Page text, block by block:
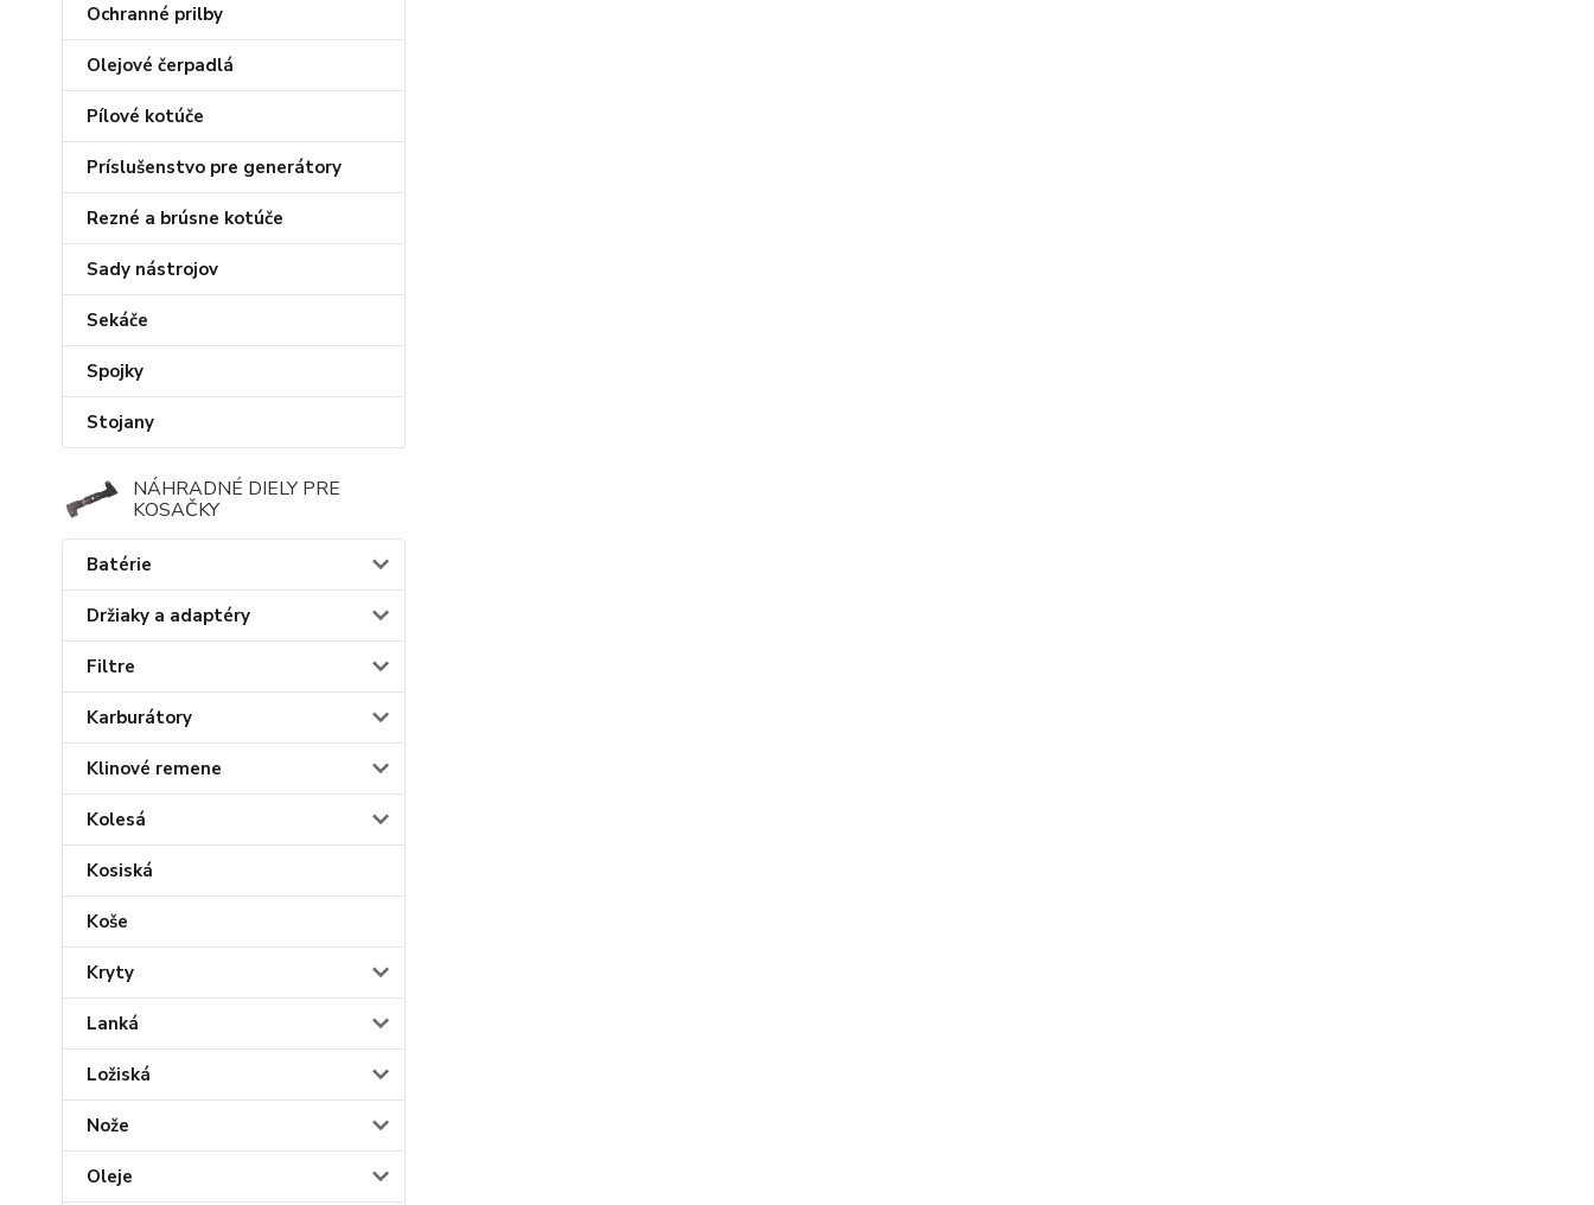
Ochranné prilby
Olejové čerpadlá
Pílové kotúče
Príslušenstvo pre generátory
Rezné a brúsne kotúče
Sady nástrojov
Sekáče
Spojky
Stojany
NÁHRADNÉ DIELY PRE
KOSAČKY
Batérie
Držiaky a adaptéry
Filtre
Karburátory
Klinové remene
Kolesá
Kosiská
Koše
Kryty
Lanká
Ložiská
Nože
Oleje